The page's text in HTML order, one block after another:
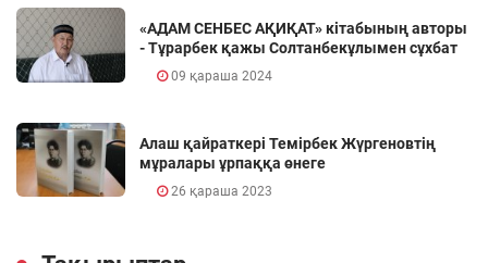
«АДАМ СЕНБЕС АҚИҚАТ» кітабының авторы
- Тұрарбек қажы Солтанбекұлымен сұхбат
09 қараша 2024
Алаш қайраткері Темірбек Жүргеновтің
мұралары ұрпаққа өнеге
26 қараша 2023